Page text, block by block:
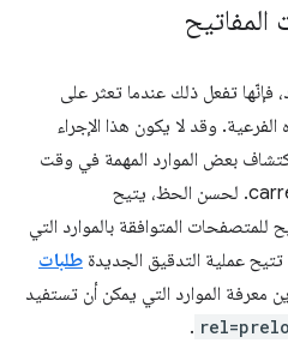
المفاتيح
فإنّها تفعل ذلك عندما تعثر على
الفرعية. وقد لا يكون هذا الإجراء
بعض الموارد المهمة في وقت
للمتصفحات المتوافقة بالموارد التي
عملية التدقيق الجديدة طلبات
معرفة الموارد التي يمكن أن تستفيد
.